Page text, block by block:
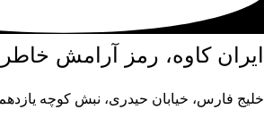
ایران کاوه، رمز آرامش
خلیج فارس، خیابان حیدری، نبش کوچه یازدهم،